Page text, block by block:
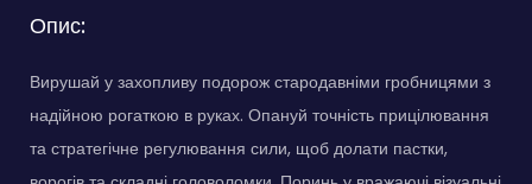
Опис:
Вирушай у захопливу подорож стародавніми гробницями з
надійною рогаткою в руках. Опануй точність прицілювання
та стратегічне регулювання сили, щоб долати пастки,